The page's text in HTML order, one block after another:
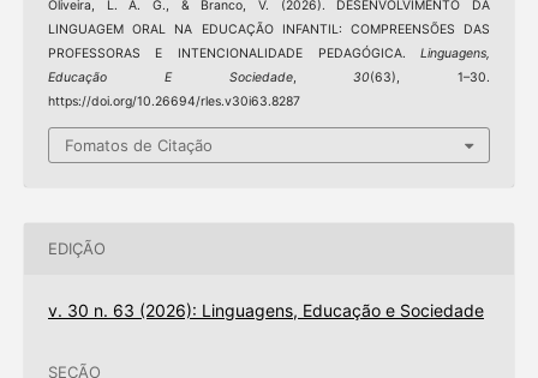
Oliveira, L. A. G., & Branco, V. (2026). DESENVOLVIMENTO DA
LINGUAGEM ORAL NA EDUCAÇÃO INFANTIL: COMPREENSÕES DAS
PROFESSORAS E INTENCIONALIDADE PEDAGÓGICA.Linguagens,
Educação E Sociedade,30(63), 1–30.
https://doi.org/10.26694/rles.v30i63.8287
Fomatos de Citação
EDIÇÃO
v. 30 n. 63 (2026): Linguagens, Educação e Sociedade
SEÇÃO